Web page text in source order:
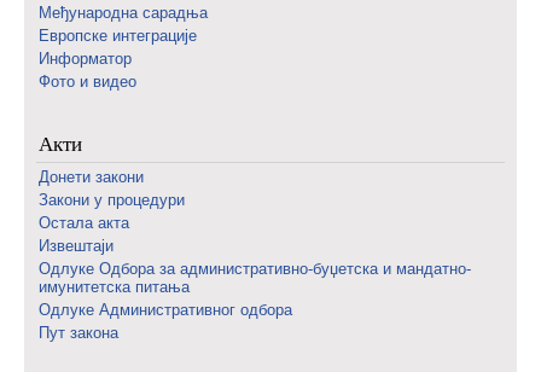
Међународна сарадња
Европске интеграције
Информатор
Фото и видео
Акти
Донети закони
Закони у процедури
Остала акта
Извештаји
Одлуке Одбора за административно-буџетска и мандатно-
имунитетска питања
Одлуке Административног одбора
Пут закона